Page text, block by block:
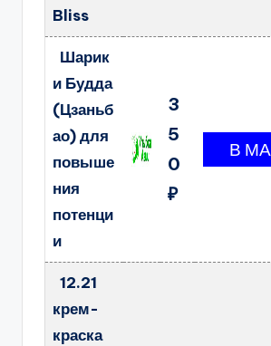
Bliss
Шарик
и Будда
(Цзаньб
ао) для
повыше
ния
потенци
и
3
5
0
₽
12.21
крем-
краска